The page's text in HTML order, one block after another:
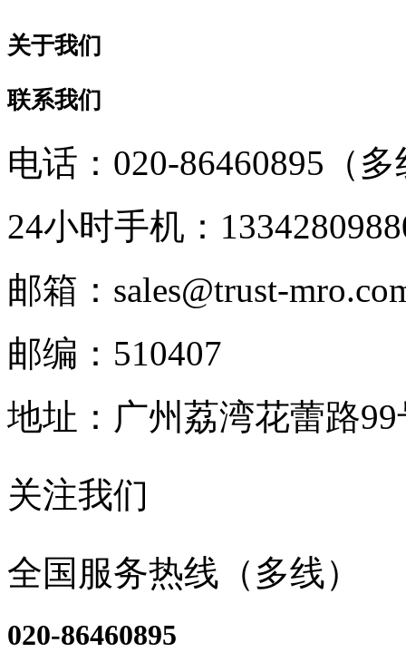
关于我们
联系我们
电话：020-86460895（
24小时手机：
邮箱：sales@trust-
邮编：510407
地址：广州荔湾花蕾路
关注我们
全国服务热线（多线）
020-86460895